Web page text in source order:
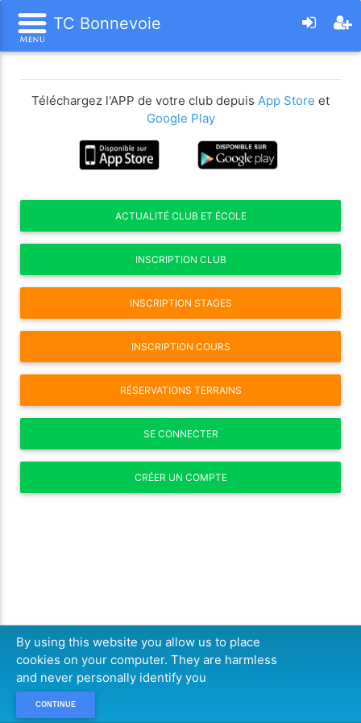
TC Bonnevoie
Téléchargez l'APP de votre club depuis App Store et
Google Play
ACTUALITÉ CLUB ET ÉCOLE
INSCRIPTION CLUB
INSCRIPTION STAGES
INSCRIPTION COURS
RÉSERVATIONS TERRAINS
SE CONNECTER
CRÉER UN COMPTE
By using this website you allow us to place
cookies on your computer. They are harmless
and never personally identify you
CONTINUE